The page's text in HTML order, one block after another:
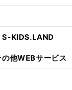
S-KIDS.LAND
の他WEBサービス